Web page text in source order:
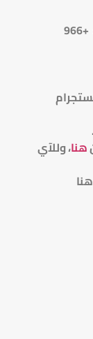
الهاتف في المملكة العربية السعودية: +966
.
هنا، وللآي